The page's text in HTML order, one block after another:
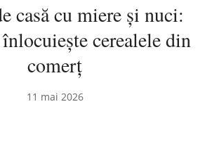
casă cu miere și nuci:
cerealele din
comerț
11 mai 2026